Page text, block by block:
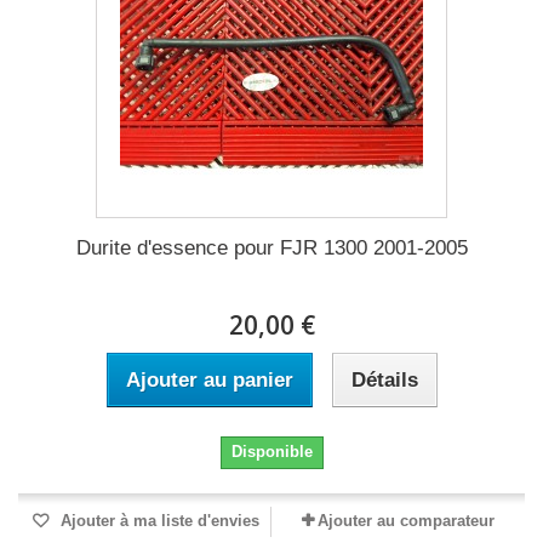
Durite d'essence pour FJR 1300 2001-2005
20,00 €
Ajouter au panier Détails
Disponible
Ajouter à ma liste d'envies Ajouter au comparateur